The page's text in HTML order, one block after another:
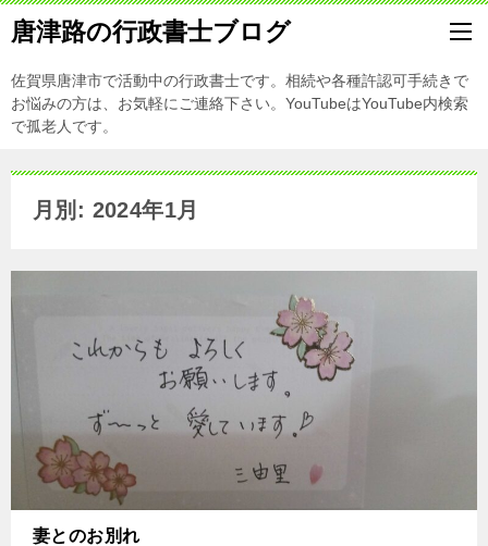
唐津路の行政書士ブログ
佐賀県唐津市で活動中の行政書士です。相続や各種許認可手続きで
お悩みの方は、お気軽にご連絡下さい。YouTubeはYouTube内検索
で孤老人です。
月別: 2024年1月
妻とのお別れ